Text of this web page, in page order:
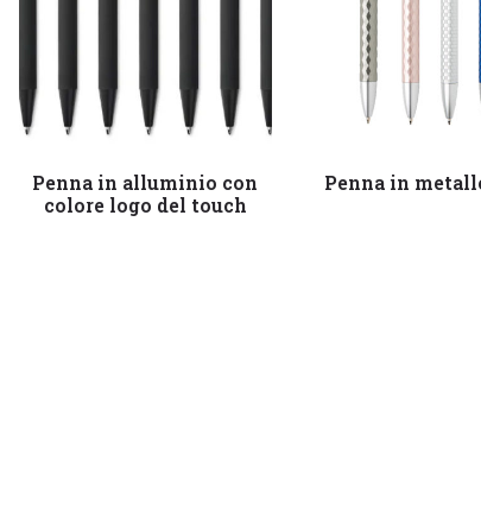
Leggi tutto
Penna in alluminio con
colore logo del touch
Leggi tutto
Penna in